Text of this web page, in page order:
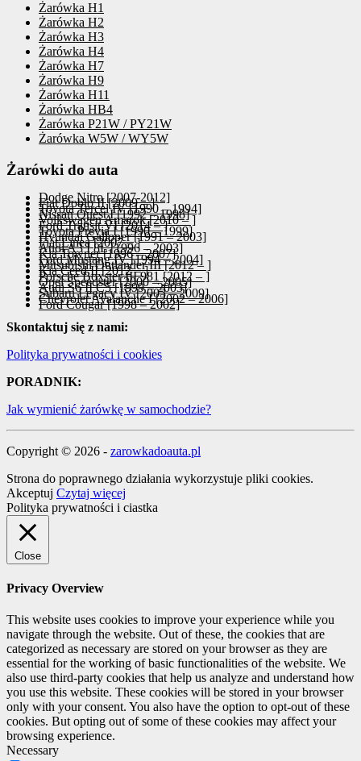
Żarówka H1
Żarówka H2
Żarówka H3
Żarówka H4
Żarówka H7
Żarówka H9
Żarówka H11
Żarówka HB4
Żarówka P21W / PY21W
Żarówka W5W / WY5W
Żarówki do auta
Dodge Nitro [2007-2012]
Fiat Doblo II [2009 – ]
Toyota Tercel IV [1990 – 1994]
Nissan Quest I [1992 – 1998]
Volkswagen Amarok [2010 – ]
Ford Transit VI [2014 – ]
Toyota Previa I [1990 – 1999]
Hyundai Galloper [1991 – 2003]
Fiat Linea [2007 – ]
Audi A3 I 8L [1996 – 2003]
Kia Towner [1996 – 2007]
Ford Mustang IV [1994 – 2004]
Mitsubishi Outlander III [2012 – ]
Kia Ceed II [2012 – ]
Porsche Boxster III 981 [2012 – ]
Opel Speedster [2000 – 2005]
Audi S6 II C5 [1999 – 2003]
Subaru Legacy IV [2003 – 2009]
Chevrolet Avalanche I [2002 – 2006]
Ford Cougar [1998 – 2002]
Skontaktuj się z nami:
Polityka prywatności i cookies
PORADNIK:
Jak wymienić żarówkę w samochodzie?
Copyright © 2026 - zarowkadoauta.pl
Strona do poprawnego działania wykorzystuje pliki cookies.
Akceptuj Czytaj więcej
Polityka prywatności i ciastka
Close
Privacy Overview
This website uses cookies to improve your experience while you
navigate through the website. Out of these, the cookies that are
categorized as necessary are stored on your browser as they are
essential for the working of basic functionalities of the website. We
also use third-party cookies that help us analyze and understand how
you use this website. These cookies will be stored in your browser
only with your consent. You also have the option to opt-out of these
cookies. But opting out of some of these cookies may affect your
browsing experience.
Necessary